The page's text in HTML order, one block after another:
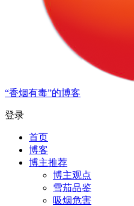
“香烟有毒”的博客
登录
首页
博客
博主推荐
博主观点
雪茄品鉴
吸烟危害